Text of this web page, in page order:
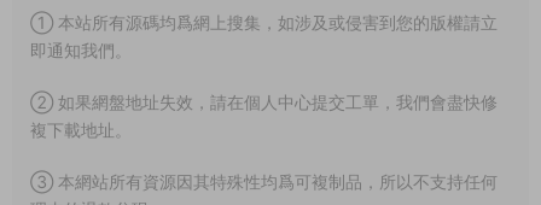
① 本站所有源碼均爲網上搜集，如涉及或侵害到您的版權請立
即通知我們。
② 如果網盤地址失效，請在個人中心提交工單，我們會盡快修
複下載地址。
③ 本網站所有資源因其特殊性均爲可複制品，所以不支持任何